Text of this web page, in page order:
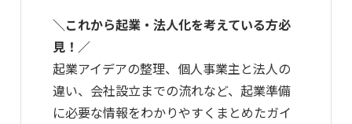
＼これから起業・法人化を考えている方必
見！／
起業アイデアの整理、個人事業主と法人の
違い、会社設立までの流れなど、起業準備
に必要な情報をわかりやすくまとめたガイ